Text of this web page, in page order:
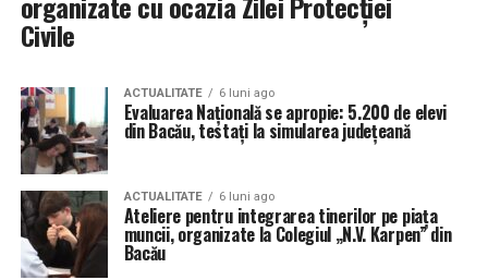
Civile
ACTUALITATE 6 luni ago
Evaluarea Națională se apropie: 5.200 de elevi
din Bacău, testați la simularea județeană
ACTUALITATE 6 luni ago
Ateliere pentru integrarea tinerilor pe piața
muncii, organizate la Colegiul „N.V. Karpen” din
Bacău